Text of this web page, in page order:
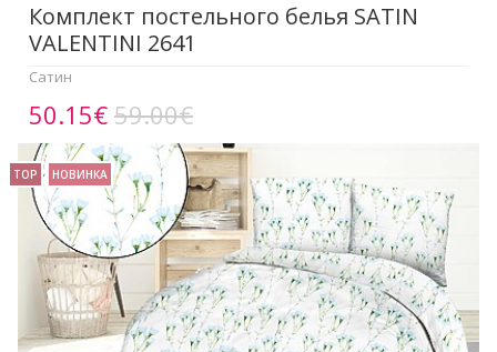
Комплект постельного белья SATIN
VALENTINI 2641
Сатин
50.15€59.00€
TOP НОВИНКА